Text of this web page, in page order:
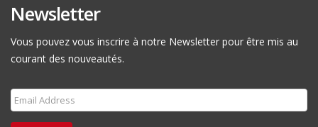
Newsletter
Vous pouvez vous inscrire à notre Newsletter pour être mis au
courant des nouveautés.